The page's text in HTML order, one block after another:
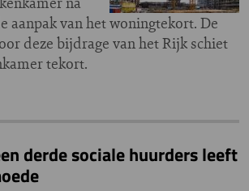
aanpak van het woningtekort. De
deze bijdrage van het Rijk schiet
tekort.
derde sociale huurders leeft